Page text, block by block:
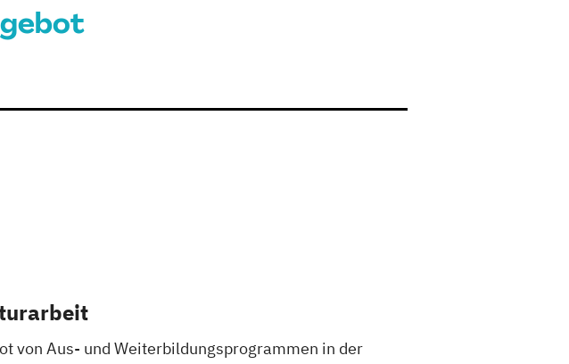
von Aus- und Weiterbildungsprogrammen in der